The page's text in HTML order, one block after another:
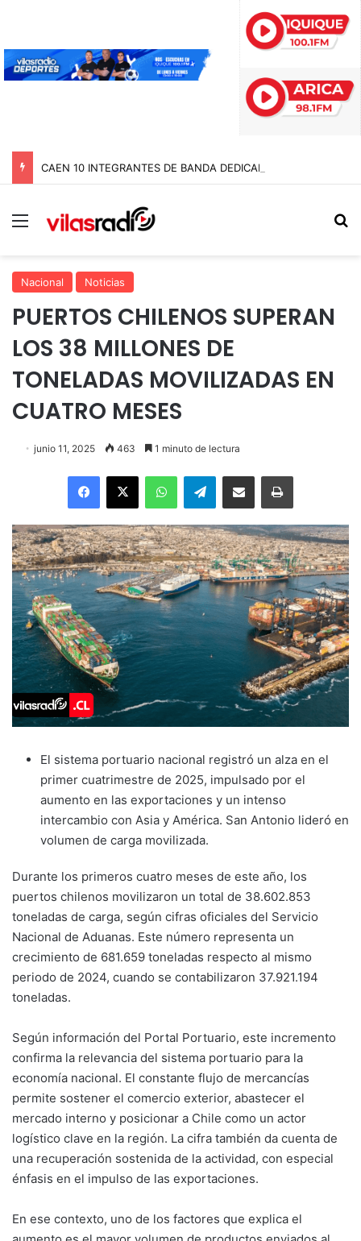
Menú
Nacional Noticias
PUERTOS CHILENOS SUPERAN
LOS 38 MILLONES DE
TONELADAS MOVILIZADAS EN
CUATRO MESES
junio 11, 2025 463 1 minuto de lectura
Facebook
X WhatsAppTelegramEnviar vía email Imprimir
El sistema portuario nacional registró un alza en el
primer cuatrimestre de 2025, impulsado por el
aumento en las exportaciones y un intenso
intercambio con Asia y América. San Antonio lideró en
volumen de carga movilizada.
Durante los primeros cuatro meses de este año, los
puertos chilenos movilizaron un total de 38.602.853
toneladas de carga, según cifras oficiales del Servicio
Nacional de Aduanas. Este número representa un
crecimiento de 681.659 toneladas respecto al mismo
periodo de 2024, cuando se contabilizaron 37.921.194
toneladas.
Según información del Portal Portuario, este incremento
confirma la relevancia del sistema portuario para la
economía nacional. El constante flujo de mercancías
permite sostener el comercio exterior, abastecer el
mercado interno y posicionar a Chile como un actor
logístico clave en la región. La cifra también da cuenta de
una recuperación sostenida de la actividad, con especial
énfasis en el impulso de las exportaciones.
En ese contexto, uno de los factores que explica el